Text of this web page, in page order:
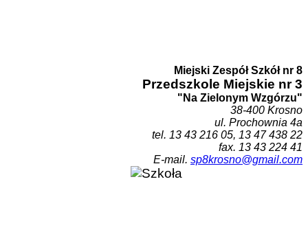
Miejski Zespół Szkół nr 8
Przedszkole Miejskie nr 3
"Na Zielonym Wzgórzu"
38-400 Krosno
ul. Prochownia 4a
tel. 13 43 216 05, 13 47 438 22
fax. 13 43 224 41
E-mail. sp8krosno@gmail.com